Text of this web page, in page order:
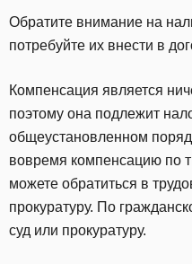
Обратите внимание на
потребуйте их внести в
Компенсация является
поэтому она подлежит
общеустановленном
вовремя компенсацию по
можете обратиться в
прокуратуру. По
суд или прокуратуру.